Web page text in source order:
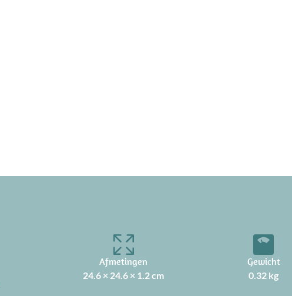
Afmetingen
24.6 × 24.6 × 1.2 cm
Gewicht
0.32 kg